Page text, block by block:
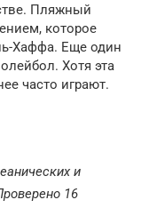
Пляжный
которое
Хаффа. Еще один
Хотя эта
часто играют.
и
16